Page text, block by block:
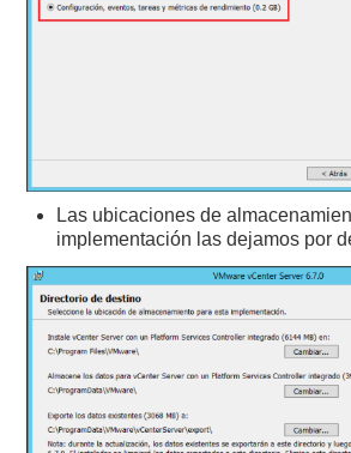
Las ubicaciones de
implementación las dejamos por